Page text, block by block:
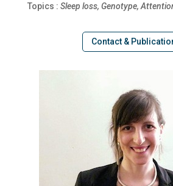
Topics :Sleep loss, Genotype,
Contact &